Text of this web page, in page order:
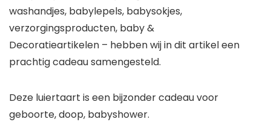
washandjes, babylepels, babysokjes,
verzorgingsproducten, baby &
Decoratieartikelen – hebben wij in dit artikel een
prachtig cadeau samengesteld.
Deze luiertaart is een bijzonder cadeau voor
geboorte, doop, babyshower.